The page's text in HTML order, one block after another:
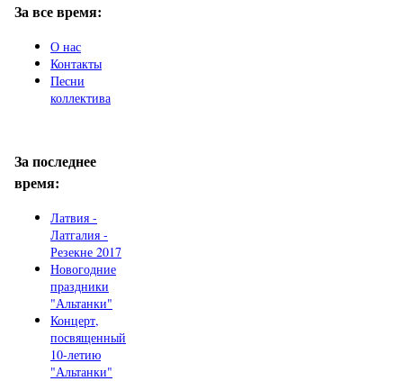
За все время:
О нас
Контакты
Песни
коллектива
За последнее
время:
Латвия -
Латгалия -
Резекне 2017
Новогодние
праздники
"Альтанки"
Концерт,
посвященный
10-летию
"Альтанки"